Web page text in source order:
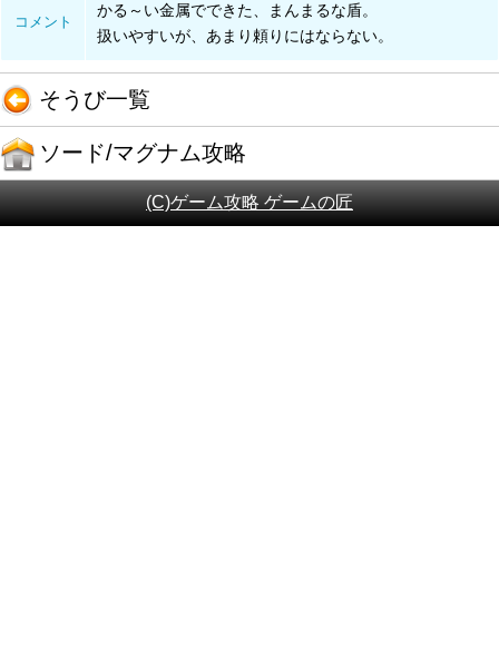
コメント
かる～い金属でできた、まんまるな盾。
扱いやすいが、あまり頼りにはならない。
そうび一覧
ソード/マグナム攻略
(C)ゲーム攻略 ゲームの匠